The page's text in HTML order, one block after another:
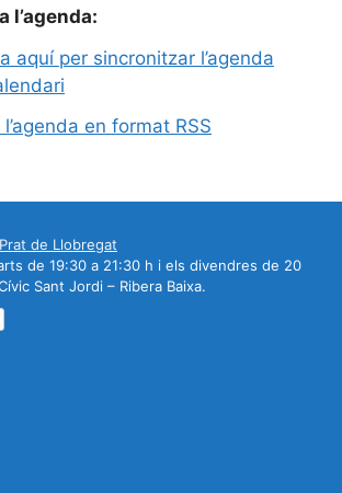
l’agenda:
aquí per sincronitzar l’agenda
en format RSS
de 19:30 a 21:30 h i els divendres de 20
Sant Jordi – Ribera Baixa.